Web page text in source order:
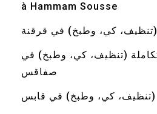
à Hammam Sousse
(تنظيف، كي، وطبخ) في قرقنة
(تنظيف، كي، وطبخ) في
صفاقس
(تنظيف، كي، وطبخ) في قابس